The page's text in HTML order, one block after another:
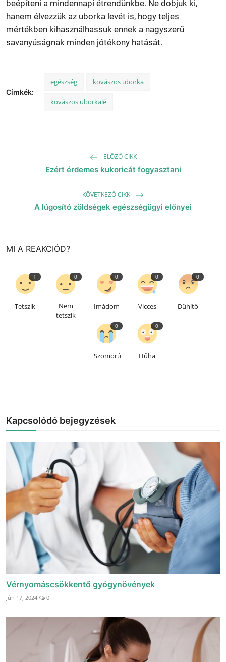
beépíteni a mindennapi étrendünkbe. Ne dobjuk ki,
hanem élvezzük az uborka levét is, hogy teljes
mértékben kihasználhassuk ennek a nagyszerű
savanyúságnak minden jótékony hatását.
Címkék:
egészség kovászos uborka
kovászos uborkalé
ELŐZŐ CIKK
Ezért érdemes kukoricát fogyasztani
KÖVETKEZŐ CIKK
A lúgosító zöldségek egészségügyi előnyei
MI A REAKCIÓD?
1
Tetszik
0
Nem
tetszik
0
Imádom
0
Vicces
0
Dühítő
0
Szomorú
0
Hűha
Kapcsolódó bejegyzések
Vérnyomáscsökkentő gyógynövények
Jún 17, 2024 0